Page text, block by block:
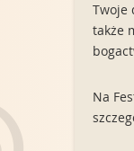
Twoje
także
Na